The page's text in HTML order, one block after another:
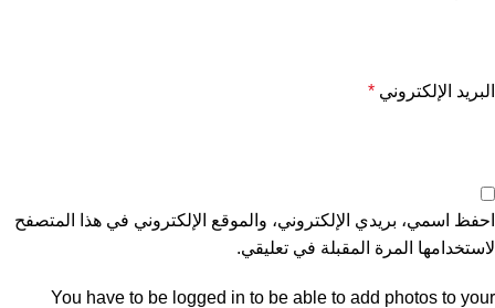
البريد الإلكتروني *
احفظ اسمي، بريدي الإلكتروني، والموقع الإلكتروني في هذا المتصفح
لاستخدامها المرة المقبلة في تعليقي.
You have to be logged in to be able to add photos to your